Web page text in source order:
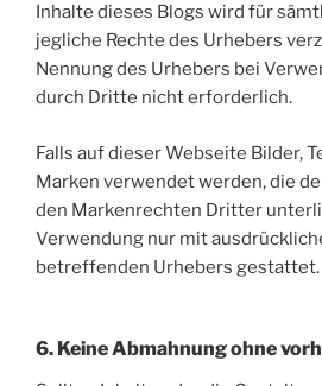
Inhalte dieses Blogs wird für
jegliche Rechte des Urhebers
Nennung des Urhebers bei
durch Dritte nicht erforderlich.
Falls auf dieser Webseite Bilder,
Marken verwendet werden, die
den Markenrechten Dritter
Verwendung nur mit
betreffenden Urhebers gestattet.
6. Keine Abmahnung ohne